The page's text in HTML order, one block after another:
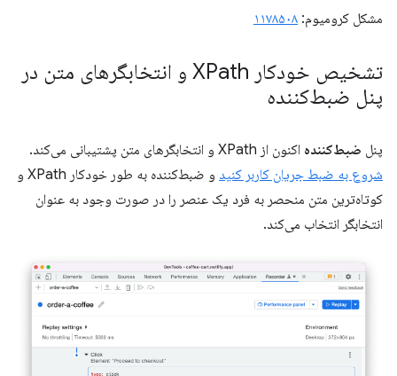
مشکل کرومیوم: ۱۱۷۸۵۰۸
تشخیص خودکار XPath و انتخابگرهای متن در
پنل ضبط‌کننده
پنل ضبط‌کننده اکنون از XPath و انتخابگرهای متن پشتیبانی می‌کند.
شروع به ضبط جریان کاربر کنید
و ضبط‌کننده به طور خودکار XPath و
کوتاه‌ترین متن منحصر به فرد یک عنصر را در صورت وجود به عنوان
انتخابگر انتخاب می‌کند.